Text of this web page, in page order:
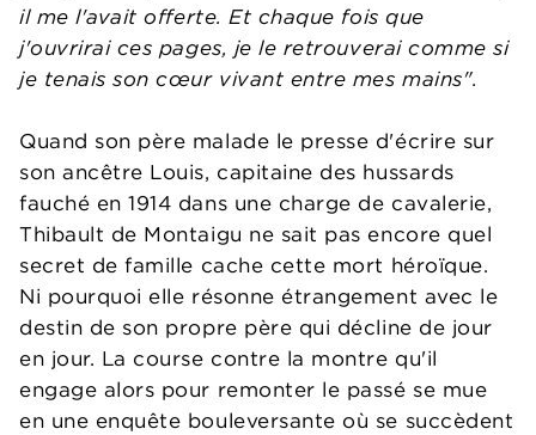
il me l'avait offerte. Et chaque fois que
j'ouvrirai ces pages, je le retrouverai comme si
je tenais son cœur vivant entre mes mains".
Quand son père malade le presse d'écrire sur
son ancêtre Louis, capitaine des hussards
fauché en 1914 dans une charge de cavalerie,
Thibault de Montaigu ne sait pas encore quel
secret de famille cache cette mort héroïque.
Ni pourquoi elle résonne étrangement avec le
destin de son propre père qui décline de jour
en jour. La course contre la montre qu'il
engage alors pour remonter le passé se mue
en une enquête bouleversante où se succèdent